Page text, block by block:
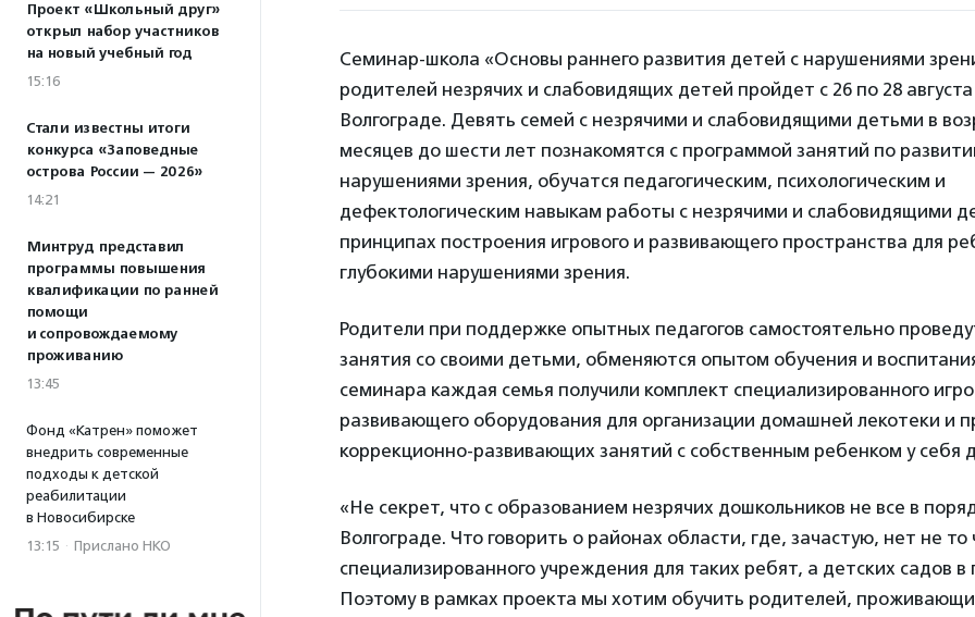
Проект «Школьный друг»
открыл набор участников
на новый учебный год
15:16
Стали известны итоги
конкурса «Заповедные
острова России — 2026»
14:21
Минтруд представил
программы повышения
квалификации по ранней
помощи
и сопровождаемому
проживанию
13:45
Фонд «Катрен» поможет
внедрить современные
подходы к детской
реабилитации
в Новосибирске
13:15 · Прислано НКО
Семинар-школа «Основы раннего развития детей с нарушениями
родителей незрячих и слабовидящих детей пройдет с 26 по 28
Волгограде. Девять семей с незрячими и слабовидящими детьми в
месяцев до шести лет познакомятся с программой занятий по
нарушениями зрения, обучатся педагогическим, психологическим и
дефектологическим навыкам работы с незрячими и слабовидящими
принципах построения игрового и развивающего пространства для
глубокими нарушениями зрения.
Родители при поддержке опытных педагогов самостоятельно
занятия со своими детьми, обменяются опытом обучения и
семинара каждая семья получили комплект специализированного
развивающего оборудования для организации домашней лекотеки и
коррекционно-развивающих занятий с собственным ребенком у себя
«Не секрет, что с образованием незрячих дошкольников не все в
Волгограде. Что говорить о районах области, где, зачастую, нет не то
специализированного учреждения для таких ребят, а детских садов в
Поэтому в рамках проекта мы хотим обучить родителей,